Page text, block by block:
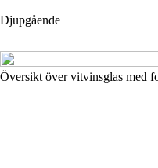
Djupgående
Översikt över vitvinsglas med